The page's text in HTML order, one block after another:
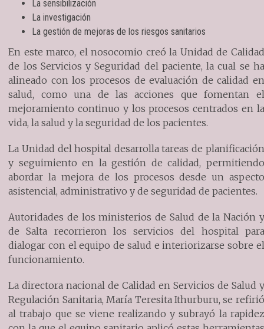
La sensibilización
La investigación
La gestión de mejoras de los riesgos sanitarios
En este marco, el nosocomio creó la Unidad de Calidad
de los Servicios y Seguridad del paciente, la cual se ha
alineado con los procesos de evaluación de calidad en
salud, como una de las acciones que fomentan el
mejoramiento continuo y los procesos centrados en la
vida, la salud y la seguridad de los pacientes.
La Unidad del hospital desarrolla tareas de planificación
y seguimiento en la gestión de calidad, permitiendo
abordar la mejora de los procesos desde un aspecto
asistencial, administrativo y de seguridad de pacientes.
Autoridades de los ministerios de Salud de la Nación y
de Salta recorrieron los servicios del hospital para
dialogar con el equipo de salud e interiorizarse sobre el
funcionamiento.
La directora nacional de Calidad en Servicios de Salud y
Regulación Sanitaria, María Teresita Ithurburu, se refirió
al trabajo que se viene realizando y subrayó la rapidez